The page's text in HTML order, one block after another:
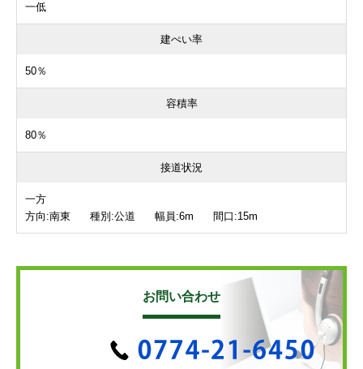
一低
建ぺい率
50％
容積率
80％
接道状況
一方
方向:南東 種別:公道 幅員:6m 間口:15m
お問い合わせ